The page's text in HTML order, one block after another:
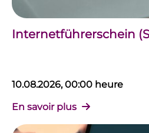
Internetführerschein
10.08.2026, 00:00 heure
En savoir plus